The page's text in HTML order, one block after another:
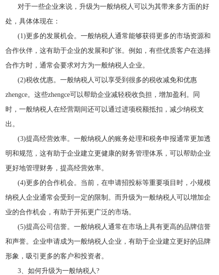
对于一些企业来说，升级为一般纳税人可以为其带来多方面的好
处，具体体现在：
(1)更多的发展机会。一般纳税人通常能够获得更多的市场资源和
合作伙伴，这有助于企业的发展和扩张。例如，有些优质客户在选择
合作方时，通常会要求对方为一般纳税人企业。
(2)税收优惠。一般纳税人可以享受到很多的税收减免和优惠
zhengce。这些zhengce可以帮助企业减轻税收负担，增加盈利。同
时，一般纳税人在经营期间还可以通过进项税额抵扣，减少纳税支
出。
(3)提高经营效率。一般纳税人的账务处理和税务申报通常更加透
明和规范，这有助于企业建立更健康的财务管理体系，可以帮助企业
更好地管理财务，提高经营效率。
(4)更多的合作机会。当前，在申请招投标等重要项目时，小规模
纳税人企业通常会受到一定的限制。而升级为一般纳税人可以增加企
业的合作机会，有助于开拓更广泛的市场。
(5)提高公司信誉。一般纳税人通常在市场上具有更高的品牌信誉
和声誉。企业申请成为一般纳税人企业，有助于企业建立更好的品牌
形象，吸引更多的客户和投资者。
3、如何升级为一般纳税人?